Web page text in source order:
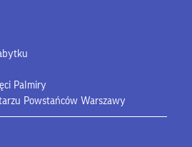
Palmiry
Powstańców Warszawy